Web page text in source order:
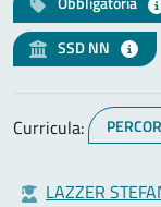
SSD NN
Curricula:
LAZZER